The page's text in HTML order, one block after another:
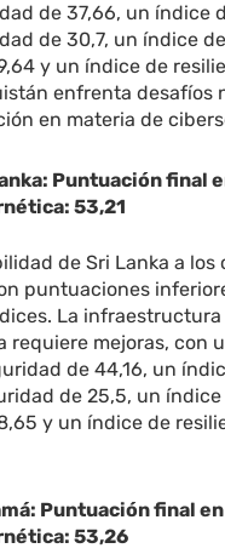
de 37,66, un índice
de 30,7, un índice
y un índice de
enfrenta desafíos
en materia de
Puntuación final
53,21
de Sri Lanka a los
puntuaciones
La
requiere mejoras, con
de 44,16, un
de 25,5, un
y un índice de
Puntuación final
53,26